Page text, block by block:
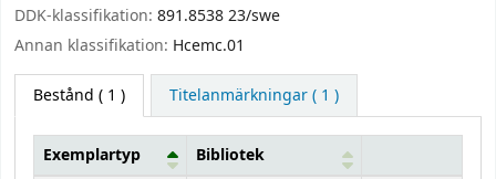
DDK-klassifikation: 891.8538 23/swe
Annan klassifikation: Hcemc.01
Bestånd ( 1 ) Titelanmärkningar ( 1 )
Exemplartyp Bibliotek